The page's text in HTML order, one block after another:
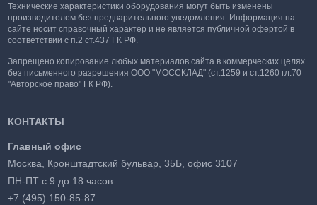
Технические характеристики оборудования могут быть изменены
производителем без предварительного уведомления. Информация на
сайте носит справочный характер и не является публичной офертой в
соответствии с п.2 ст.437 ГК РФ.
Запрещено копирование любых материалов сайта в коммерческих целях
без письменного разрешения ООО "МОССКЛАД" (ст.1259 и ст.1260 гл.70
"Авторское право" ГК РФ).
КОНТАКТЫ
Главный офис
Москва, Кронштадтский бульвар, 35Б, офис 3107
ПН-ПТ с 9 до 18 часов
+7 (495) 150-85-87